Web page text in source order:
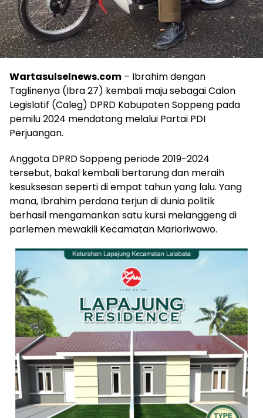
Wartasulselnews.com – Ibrahim dengan
Taglinenya (Ibra 27) kembali maju sebagai Calon
Legislatif (Caleg) DPRD Kabupaten Soppeng pada
pemilu 2024 mendatang melalui Partai PDI
Perjuangan.
Anggota DPRD Soppeng periode 2019-2024
tersebut, bakal kembali bertarung dan meraih
kesuksesan seperti di empat tahun yang lalu. Yang
mana, Ibrahim perdana terjun di dunia politik
berhasil mengamankan satu kursi melanggeng di
parlemen mewakili Kecamatan Marioriwawo.